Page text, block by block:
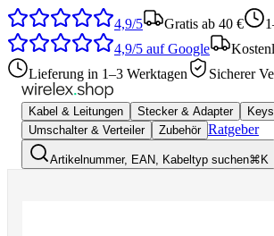
4,9/5 Gratis ab 40 €
4,9/5 auf Google
Lieferung in 1–3 Werktagen
Sicherer
Kabel & Leitungen Stecker & Adapter
Umschalter & Verteiler
Zubehör Ratgeber
Artikelnummer, EAN, Kabeltyp suchen⌘K